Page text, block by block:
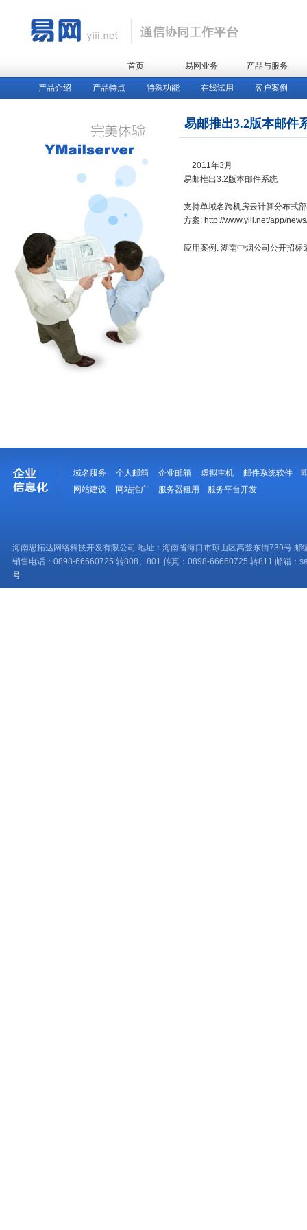
首页 易网业务 产品与服务
产品介绍 产品特点 特殊功能 在线试用 客户案例
易邮推出3.2版本邮件
2011年3月
易邮推出3.2版本邮件系统
支持单域名跨机房云计算分布式
方案: http://www.yiii.net/app/
应用案例: 湖南中烟公司公开招
域名服务 个人邮箱 企业邮箱 虚拟主机 邮件系统软件
网站建设
网站推广 服务器租用 服务平台开发
海南思拓达网络科技开发有限公司 地址：海南省海口市琼山区高登东街739号 邮
销售电话：0898-66660725 转808、801 传真：0898-66660725 转811 邮箱：
号